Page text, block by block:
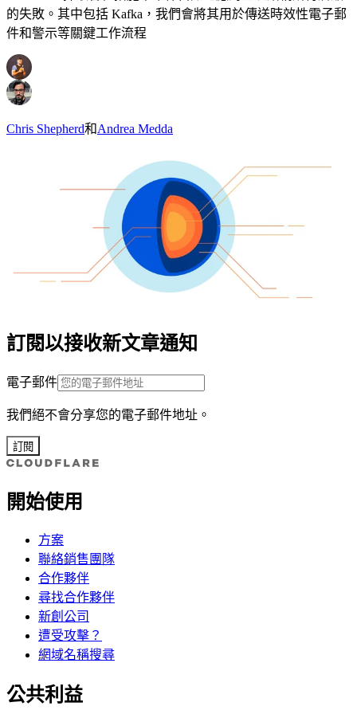
的失敗。其中包括 Kafka，我們會將其用於傳送時效性電子郵
件和警示等關鍵工作流程
Chris Shepherd和Andrea Medda
訂閱以接收新文章通知
電子郵件
我們絕不會分享您的電子郵件地址。
訂閱
開始使用
方案
聯絡銷售團隊
合作夥伴
尋找合作夥伴
新創公司
遭受攻擊？
網域名稱搜尋
公共利益